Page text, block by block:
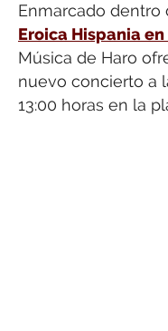
Enmarcado dentro
Eroica Hispania en
Música de Haro
nuevo concierto a
13:00 horas en la